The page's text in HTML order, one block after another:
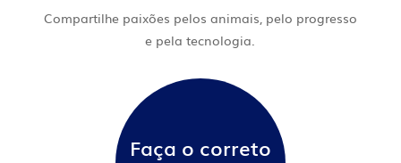
Compartilhe paixões pelos animais, pelo progresso
e pela tecnologia.
Faça o correto